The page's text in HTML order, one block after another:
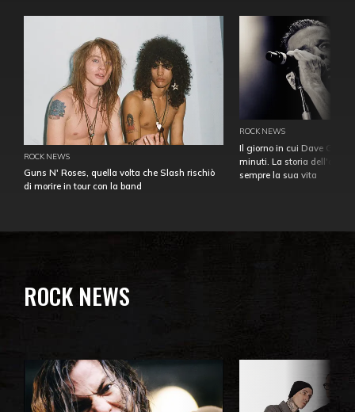
ROCK NEWS
Guns N' Roses, quella volta che Slash rischiò
di morire in tour con la band
ROCK NEWS
Il giorno in cui Dave
minuti. La storia
sempre la sua vita
ROCK NEWS